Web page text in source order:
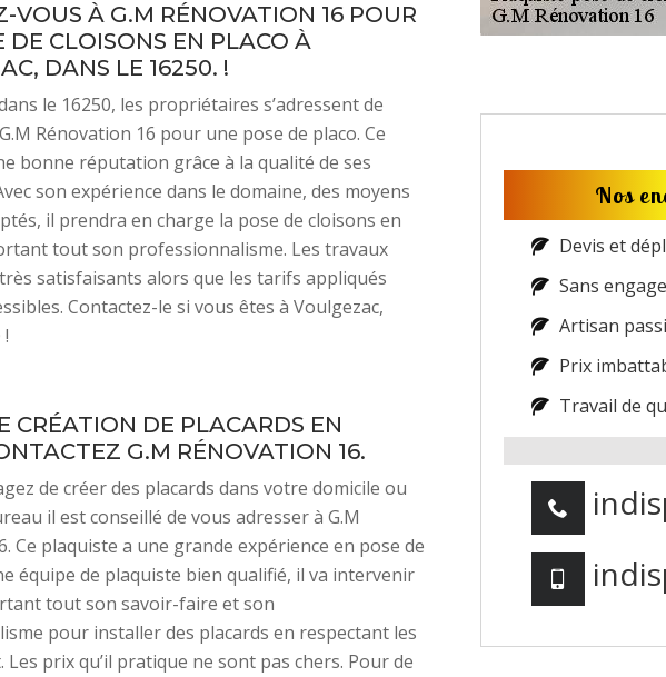
VOUS À G.M RÉNOVATION 16 POUR
DE CLOISONS EN PLACO À
DANS LE 16250. !
le 16250, les propriétaires s’adressent de
Rénovation 16 pour une pose de placo. Ce
bonne réputation grâce à la qualité de ses
son expérience dans le domaine, des moyens
il prendra en charge la pose de cloisons en
tout son professionnalisme. Les travaux
satisfaisants alors que les tarifs appliqués
Contactez-le si vous êtes à Voulgezac,
CRÉATION DE PLACARDS EN
G.M RÉNOVATION 16.
de créer des placards dans votre domicile ou
il est conseillé de vous adresser à G.M
Ce plaquiste a une grande expérience en pose de
équipe de plaquiste bien qualifié, il va intervenir
tout son savoir-faire et son
pour installer des placards en respectant les
Les prix qu’il pratique ne sont pas chers. Pour de
Nos
Devis et
Sans
Artisan
Prix
Travail de